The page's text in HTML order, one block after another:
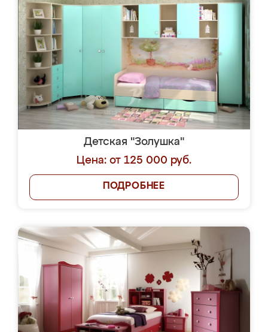
Детская "Золушка"
Цена: от 125 000 руб.
ПОДРОБНЕЕ